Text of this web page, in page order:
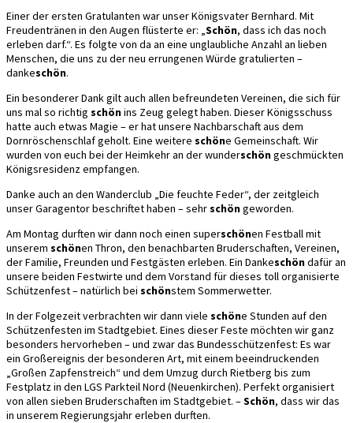
Einer der ersten Gratulanten war unser Königsvater Bernhard. Mit
Freudentränen in den Augen flüsterte er: „Schön, dass ich das noch
erleben darf.“. Es folgte von da an eine unglaubliche Anzahl an lieben
Menschen, die uns zu der neu errungenen Würde gratulierten –
dankeschön.
Ein besonderer Dank gilt auch allen befreundeten Vereinen, die sich für
uns mal so richtig schönins Zeug gelegt haben. Dieser Königsschuss
hatte auch etwas Magie – er hat unsere Nachbarschaft aus dem
Dornröschenschlaf geholt. Eine weitere schöne Gemeinschaft. Wir
wurden von euch bei der Heimkehr an der wunderschöngeschmückten
Königsresidenz empfangen.
Danke auch an den Wanderclub „Die feuchte Feder“, der zeitgleich
unser Garagentor beschriftet haben – sehrschöngeworden.
Am Montag durften wir dann noch einen superschönen Festball mit
unserem schönen Thron, den benachbarten Bruderschaften, Vereinen,
der Familie, Freunden und Festgästen erleben. Ein Dankeschöndafür an
unsere beiden Festwirte und dem Vorstand für dieses toll organisierte
Schützenfest – natürlich bei schönstem Sommerwetter.
In der Folgezeit verbrachten wir dann viele schöne Stunden auf den
Schützenfesten im Stadtgebiet. Eines dieser Feste möchten wir ganz
besonders hervorheben – und zwar das Bundesschützenfest: Es war
ein Großereignis der besonderen Art, mit einem beeindruckenden
„Großen Zapfenstreich“ und dem Umzug durch Rietberg bis zum
Festplatz in den LGS Parkteil Nord (Neuenkirchen). Perfekt organisiert
von allen sieben Bruderschaften im Stadtgebiet. –Schön, dass wir das
in unserem Regierungsjahr erleben durften.